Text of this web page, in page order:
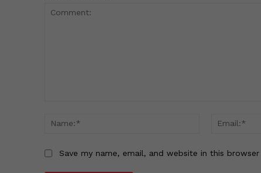
Name:*
Save my name, email, and website in this